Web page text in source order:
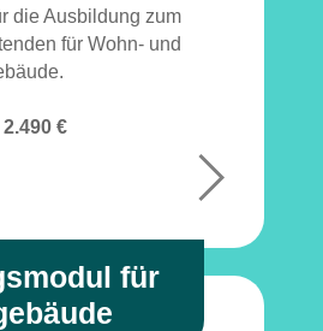
die Ausbildung zum
für Wohn- und
2.490 €
+
für